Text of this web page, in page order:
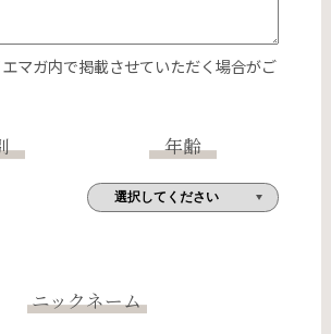
マガ内で掲載させていただく場合がご
年齢
ニックネーム